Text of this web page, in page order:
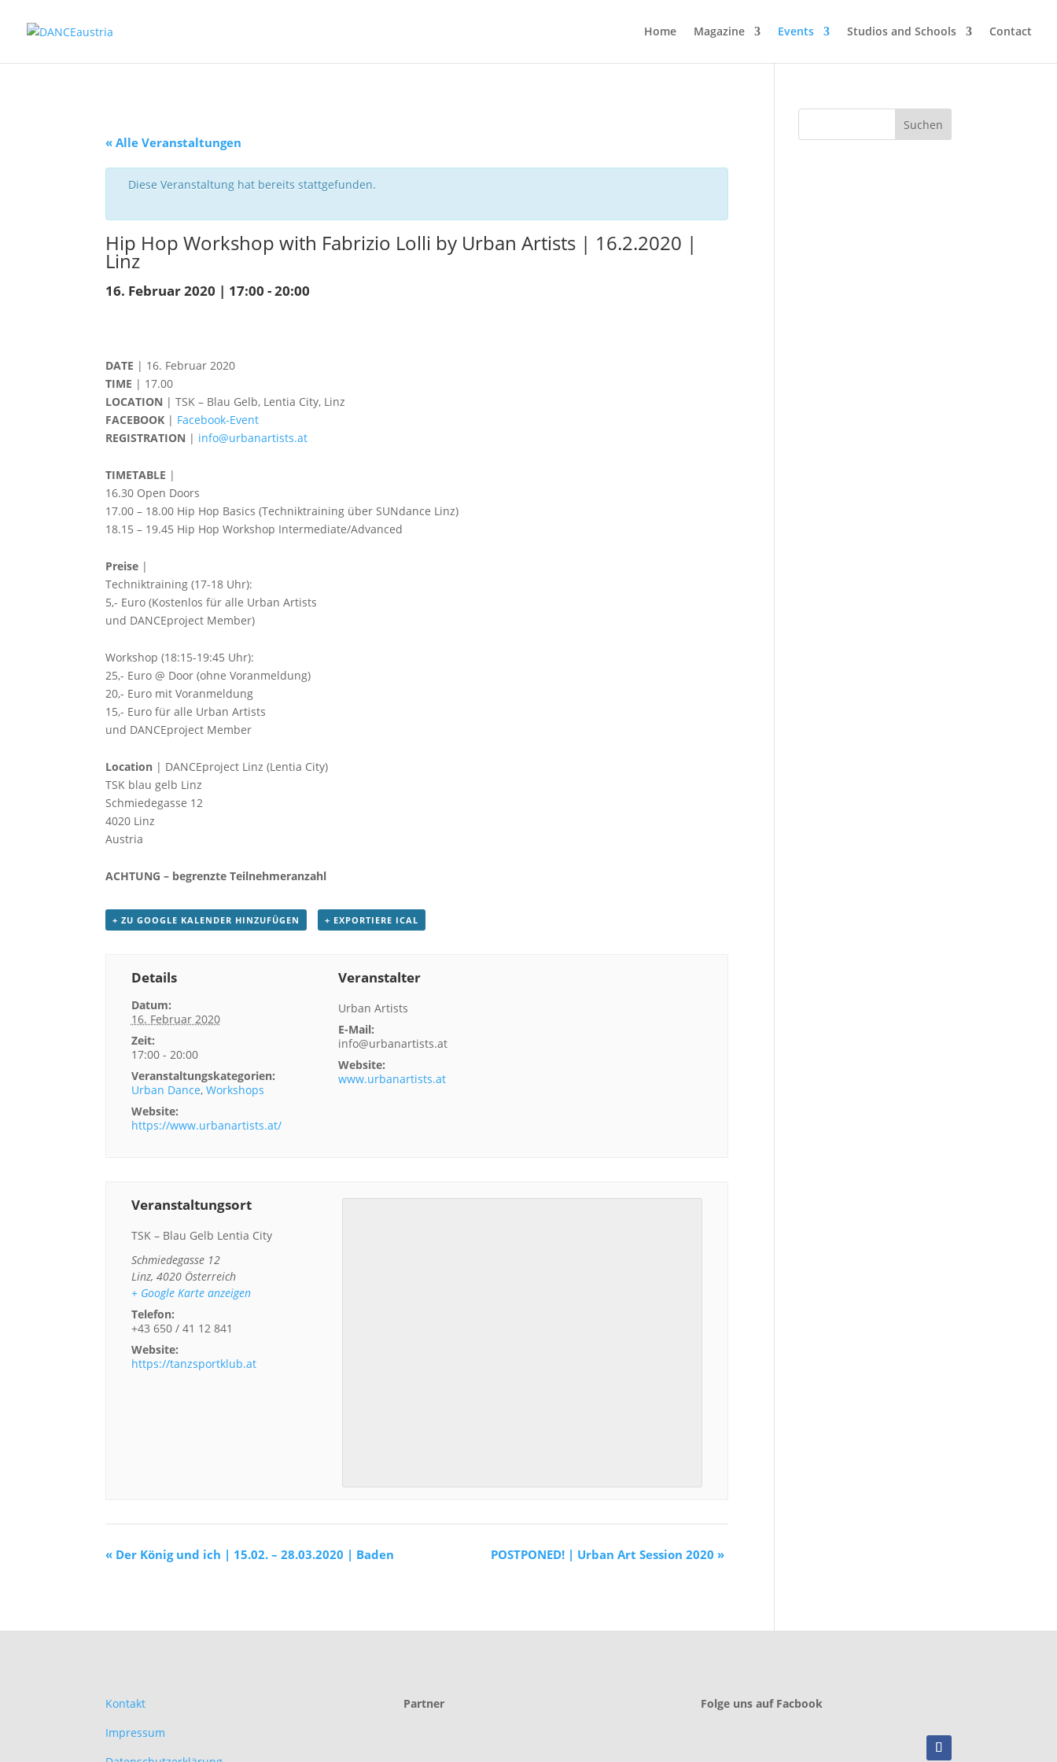
Home Magazine Events Studios and Schools Contact
« Alle Veranstaltungen
Diese Veranstaltung hat bereits stattgefunden.
Hip Hop Workshop with Fabrizio Lolli by Urban Artists | 16.2.2020 |
Linz
16. Februar 2020 | 17:00 -20:00
DATE | 16. Februar 2020
TIME | 17.00
LOCATION | TSK – Blau Gelb, Lentia City, Linz
FACEBOOK | Facebook-Event
REGISTRATION | info@urbanartists.at
TIMETABLE |
16.30 Open Doors
17.00 – 18.00 Hip Hop Basics (Techniktraining über SUNdance Linz)
18.15 – 19.45 Hip Hop Workshop Intermediate/Advanced
Preise |
Techniktraining (17-18 Uhr):
5,- Euro (Kostenlos für alle Urban Artists
und DANCEproject Member)
Workshop (18:15-19:45 Uhr):
25,- Euro @ Door (ohne Voranmeldung)
20,- Euro mit Voranmeldung
15,- Euro für alle Urban Artists
und DANCEproject Member
Location | DANCEproject Linz (Lentia City)
TSK blau gelb Linz
Schmiedegasse 12
4020 Linz
Austria
ACHTUNG – begrenzte Teilnehmeranzahl
+ ZU GOOGLE KALENDER HINZUFÜGEN + EXPORTIERE ICAL
Details
Datum:
16. Februar 2020
Zeit:
17:00 - 20:00
Veranstaltungskategorien:
Urban Dance, Workshops
Website:
https://www.urbanartists.at/
Veranstalter
Urban Artists
E-Mail:
info@urbanartists.at
Website:
www.urbanartists.at
Veranstaltungsort
TSK – Blau Gelb Lentia City
Schmiedegasse 12
Linz, 4020 Österreich
+ Google Karte anzeigen
Telefon:
+43 650 / 41 12 841
Website:
https://tanzsportklub.at
« Der König und ich | 15.02. – 28.03.2020 | Baden POSTPONED! | Urban Art Session 2020 »
Kontakt
Impressum
Partner Folge uns auf Facbook